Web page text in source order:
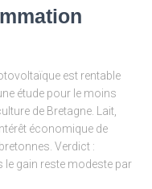
est rentable
étude pour le moins
de Bretagne. Lait,
économique de
Verdict :
le gain reste modeste par